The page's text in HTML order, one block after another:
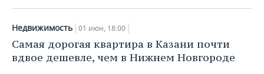
Недвижимость 01 июн, 18:00
Самая дорогая квартира в Казани почти
вдвое дешевле, чем в Нижнем Новгороде